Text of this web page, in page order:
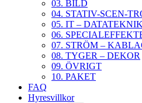
03. BILD
04. STATIV-SCEN-
05. IT – DATATEKNIK
06.
07. STRÖM –
08. TYGER – DEKOR
09. ÖVRIGT
10. PAKET
FAQ
Hyresvillkor